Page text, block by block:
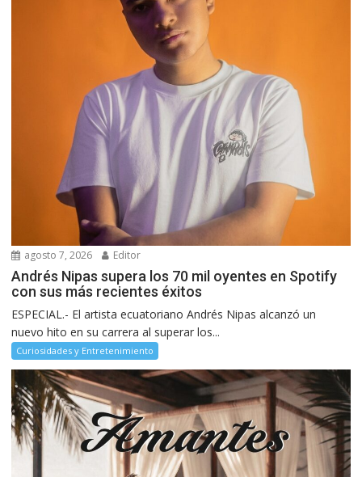
agosto 7, 2026 Editor
Andrés Nipas supera los 70 mil oyentes en Spotify
con sus más recientes éxitos
ESPECIAL.- El artista ecuatoriano Andrés Nipas alcanzó un
nuevo hito en su carrera al superar los...
Curiosidades y Entretenimiento